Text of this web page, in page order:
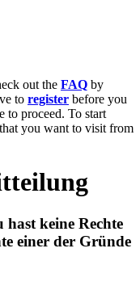
out the FAQ by
to register before you
to proceed. To start
you want to visit from
keine Rechte
einer der Gründe